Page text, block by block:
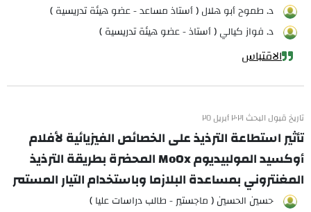
د. طموح أبو هلال ( أستاذ مساعد - عضو هيئة تدريسية )
د. فواز كيالي ( أستاذ - عضو هيئة تدريسية )
الاقتباس
تاريخ قبول البحث ٢٠٢١ أبريل ٢٥
تأثير استطاعة الترذيذ على الخصائص الفيزيائية لأفلام
أوكسيد المولبيديوم MoOx المحضرة بطريقة الترذيذ
المغنتروني بمساعدة البلازما وباستخدام التيار المستمر
حسين الحسين ( ماجستير - طالب دراسات عليا )